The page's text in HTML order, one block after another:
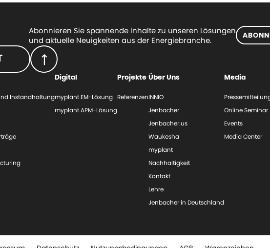
Abonnieren Sie spannende Inhalte zu unseren Lösungen
und aktuelle Neuigkeiten aus der Energiebranche.
Instandhaltung
Digital
myplant EM-Lösung
myplant APM-Lösung
Projekte
Referenzen
Über Uns
INNIO
Jenbacher
Jenbacher.us
Waukesha
myplant
Nachhaltigkeit
Kontakt
Lehre
Jenbacher in Deutschland
Media
Online Seminar
Events
Media Center